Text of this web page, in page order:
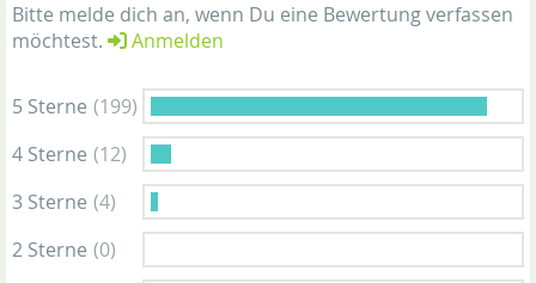
Bitte melde dich an, wenn Du eine Bewertung verfassen
möchtest.
Anmelden
5 Sterne (199)
4 Sterne (12)
3 Sterne (4)
2 Sterne (0)